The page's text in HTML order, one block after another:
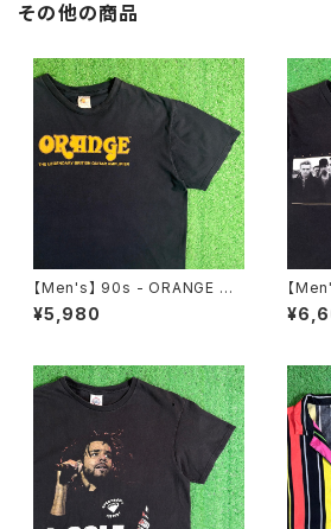
その他の商品
【Men's】 90s - ORANGE ロ
ゴ Tシャツ / 90年代 ティーシャ
ツ T-Shirt ギター ギターアンプ
¥5,980
【
ree"
シャ